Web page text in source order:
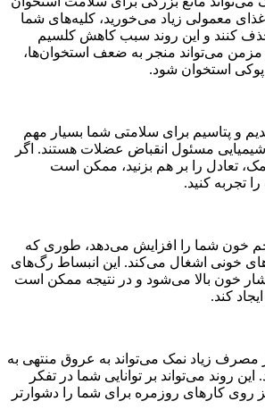
معمولی زیاد می‌خورید، کلیه‌های شما
حذف کنند و این روند سبب کاهش کلسیم
می‌تواند منجر به ضعف استخوان‌ها،
استخوان شود.
و پتاسیم برای سلامتی شما بسیار مهم
مسئول انقباض عضلات هستند. اگر
تعادل را بر هم بزنید، ممکن است
تجربه کنید.
خون شما را افزایش می‌دهد، طوری که
خونی اشغال می‌کند. این انبساط رگ‌های
خون بالا می‌شود و در نتیجه ممکن است
کند.
مصرف زیاد نمک می‌تواند به عروق منتهی به
روند می‌تواند بر توانایی شما در تفکر
روی کار‌های روزمره برای شما را دشوارتر